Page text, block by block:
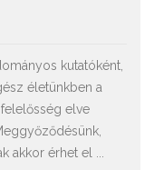
kutatóként,
életünkben a
elve
akkor érhet el ...